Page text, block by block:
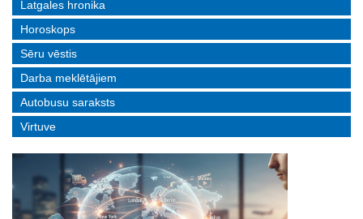
Latgales hronika
Horoskops
Sēru vēstis
Darba meklētājiem
Autobusu saraksts
Virtuve